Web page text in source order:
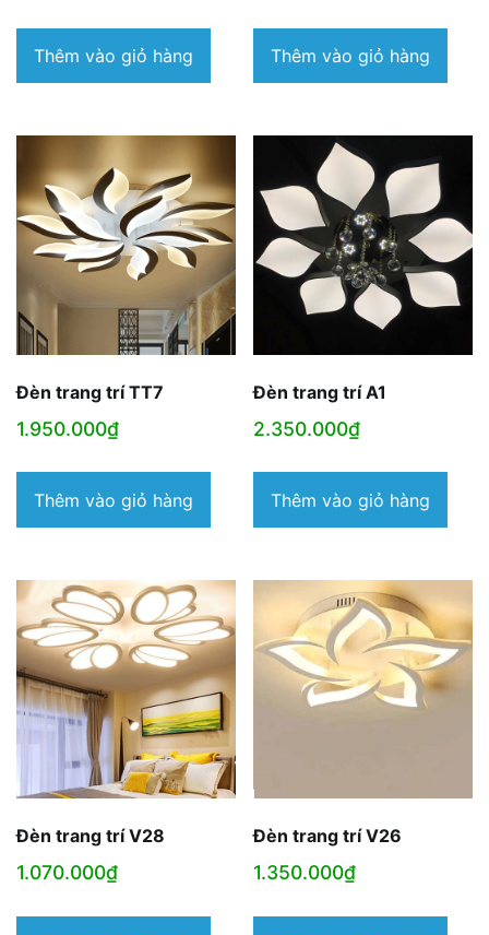
Thêm vào giỏ hàng Thêm vào giỏ hàng
Đèn trang trí TT7
1.950.000₫
Thêm vào giỏ hàng
Đèn trang trí A1
2.350.000₫
Thêm vào giỏ hàng
Đèn trang trí V28
1.070.000₫
Đèn trang trí V26
1.350.000₫